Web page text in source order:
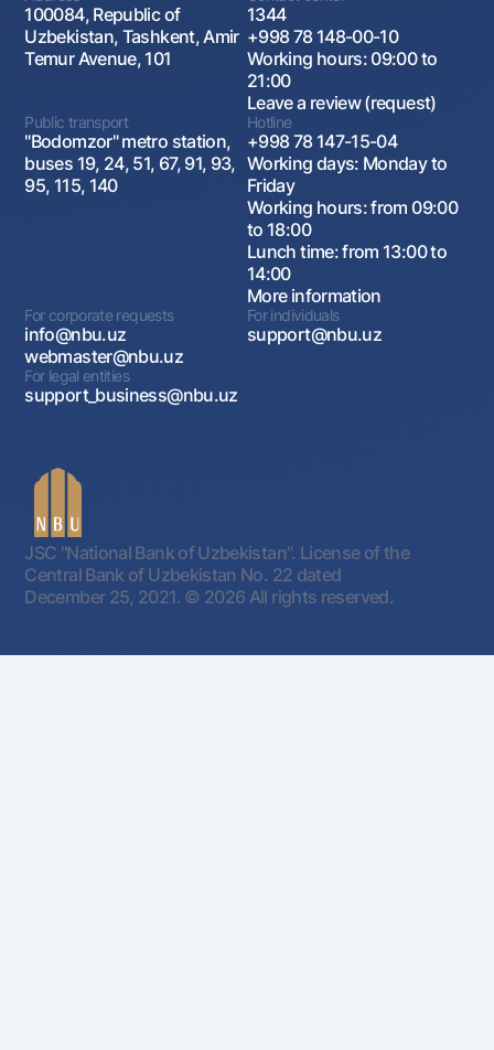
100084, Republic of
Uzbekistan, Tashkent, Amir
Temur Avenue, 101
1344
+998 78 148-00-10
Working hours: 09:00 to
21:00
Leave a review (request)
Public transport
"Bodomzor" metro station,
buses 19, 24, 51, 67, 91, 93,
95, 115, 140
Hotline
+998 78 147-15-04
Working days: Monday to
Friday
Working hours: from 09:00
to 18:00
Lunch time: from 13:00 to
14:00
More information
For corporate requests
info@nbu.uz
webmaster@nbu.uz
For individuals
support@nbu.uz
For legal entities
support_business@nbu.uz
JSC "National Bank of Uzbekistan". License of the
Central Bank of Uzbekistan No. 22 dated
December 25, 2021. © 2026 All rights reserved.